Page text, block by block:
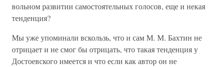
вольном развитии самостоятельных голосов, еще и некая
тенденция?
Мы уже упоминали вскользь, что и сам М. М. Бахтин не
отрицает и не смог бы отрицать, что такая тенденция у
Достоевского имеется и что если как автор он не